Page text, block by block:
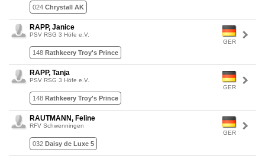
024 Chrystall AK
GER
RAPP, Janice
PSV RSG 3 Höfe e.V.
148 Rathkeery Troy's Prince
GER
RAPP, Tanja
PSV RSG 3 Höfe e.V.
148 Rathkeery Troy's Prince
GER
RAUTMANN, Feline
RFV Schwenningen
032 Daisy de Luxe 5